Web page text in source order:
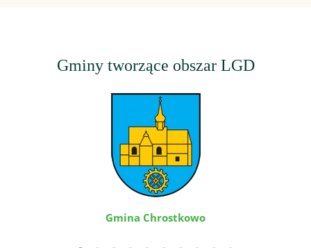
Gminy tworzące obszar LGD
Gmina Chrostkowo